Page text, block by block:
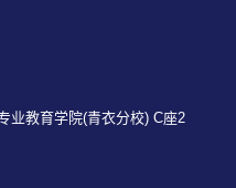
业教育学院(青衣分校) C座2